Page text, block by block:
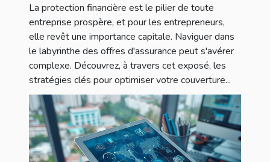
La protection financière est le pilier de toute
entreprise prospère, et pour les entrepreneurs,
elle revêt une importance capitale. Naviguer dans
le labyrinthe des offres d'assurance peut s'avérer
complexe. Découvrez, à travers cet exposé, les
stratégies clés pour optimiser votre couverture...